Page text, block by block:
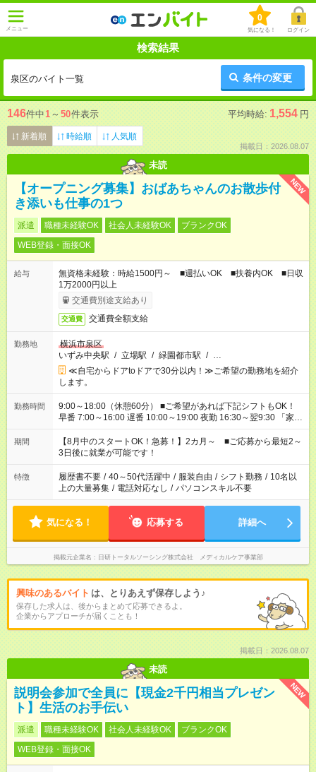
メニュー
0
気になる！ ログイン
検索結果
泉区のバイト一覧 条件の変更
146件中1 ～ 50件表示 平均時給: 1,554 円
新着順 時給順 人気順
掲載日：2026.08.07
未読
NEW
【オープニング募集】おばあちゃんのお散歩付
き添いも仕事の1つ
派遣 職種未経験OK 社会人未経験OK
ブランクOK
WEB登録・面接OK
給与
無資格未経験：時給1500円～ ■週払いOK ■扶養内OK ■日収
1万2000円以上
交通費別途支給あり
交通費 交通費全額支給
勤務地
横浜市泉区
いずみ中央駅 / 立場駅 / 緑園都市駅 / …
≪自宅からドアtoドアで30分以内！≫ご希望の勤務地を紹介
します。
勤務時間
9:00～18:00（休憩60分） ■ご希望があれば下記シフトもOK！
早番 7:00～16:00 遅番 10:00～19:00 夜勤 16:30～翌9:30 「家族
と休みを合わせたい」 「余裕を持って夕飯の準備がしたい」
「できれば残業はしたくない」 など、ご希望を教えてください
ね。 ※Wワーク希望の方へ 今ご覧のお仕事で希望する勤務時間
と、もう1つのお仕事の勤務時間。 合計で週40時間を超える場
合は応募できません。
期間
【8月中のスタートOK！急募！】2カ月～ ■ご応募から最短2～
3日後に就業が可能です！
特徴 履歴書不要 / 40～50代活躍中 / 服装自由 / シフト勤務 / 10名以
上の大量募集 / 電話対応なし / パソコンスキル不要
気になる！ 応募する 詳細へ
掲載元企業名 日研トータルソーシング株式会社 メディカルケア事業部
興味のあるバイト は、とりあえず保存しよう♪
保存した求人は、後からまとめて応募できるよ。
企業からアプローチが届くことも！
掲載日：2026.08.07
未読
NEW
説明会参加で全員に【現金2千円相当プレゼン
ト】生活のお手伝い
派遣 職種未経験OK 社会人未経験OK
ブランクOK
WEB登録・面接OK